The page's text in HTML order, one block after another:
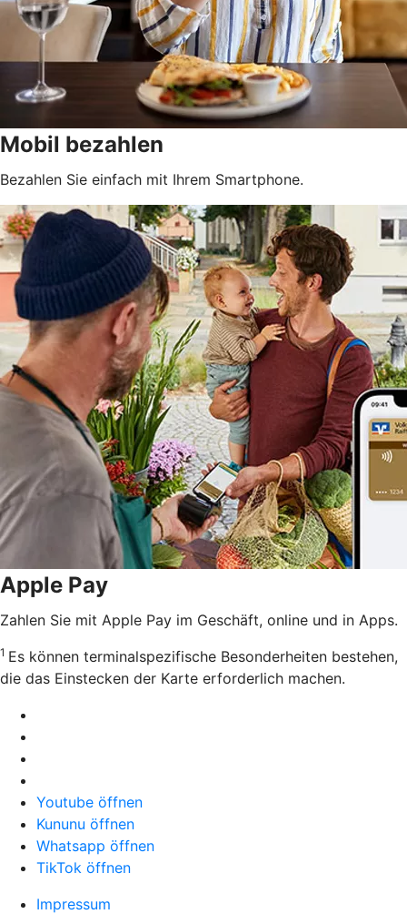
Mobil bezahlen
Bezahlen Sie einfach mit Ihrem Smartphone.
Apple Pay
Zahlen Sie mit Apple Pay im Geschäft, online und in Apps.
1 Es können terminalspezifische Besonderheiten bestehen,
die das Einstecken der Karte erforderlich machen.
Youtube öffnen
Kununu öffnen
Whatsapp öffnen
TikTok öffnen
Impressum